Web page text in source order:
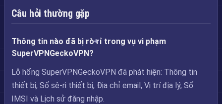
Câu hỏi thường gặp
Thông tin nào đã bị rò rỉ trong vụ vi phạm
SuperVPNGeckoVPN?
Lỗ hổng SuperVPNGeckoVPN đã phát hiện: Thông tin
thiết bị, Số sê-ri thiết bị, Địa chỉ email, Vị trí địa lý, Số
IMSI và Lịch sử đăng nhập.